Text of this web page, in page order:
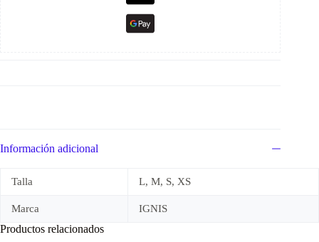
Información adicional
Talla L, M, S, XS
Marca IGNIS
Productos relacionados